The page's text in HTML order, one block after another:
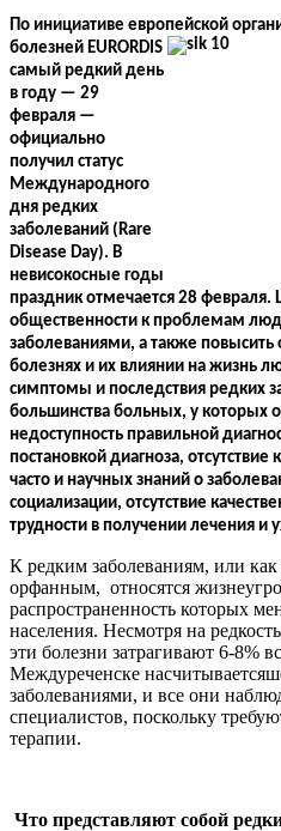
По инициативе европейской
болезней EURORDIS
самый редкий день
в году — 29
февраля —
официально
получил статус
Международного
дня редких
заболеваний (Rare
Disease Day). В
невисокосные годы
праздник отмечается 28
общественности к проблемам
заболеваниями, а также
болезнях и их влиянии на жизнь
симптомы и последствия редких
большинства больных, у которых
недоступность правильной
постановкой диагноза,
часто и научных знаний о
социализации, отсутствие
трудности в получении лечения и
К редким заболеваниям, или
орфанным, относятся
распространенность которых
населения. Несмотря на
эти болезни затрагивают 6-8%
Междуреченске
заболеваниями, и все они
специалистов, поскольку
терапии.
Что представляют собой